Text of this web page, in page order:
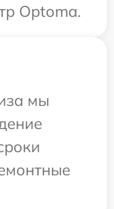
Optoma.
мы